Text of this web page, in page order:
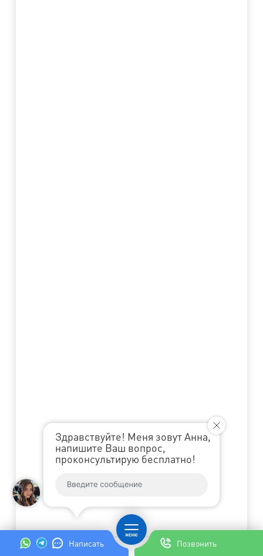
Написать Позвонить
Здравствуйте! Меня зовут Анна,
напишите Ваш вопрос,
проконсультирую бесплатно!
Готово 0%